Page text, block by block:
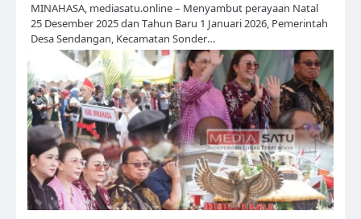
MINAHASA, mediasatu.online – Menyambut perayaan Natal
25 Desember 2025 dan Tahun Baru 1 Januari 2026, Pemerintah
Desa Sendangan, Kecamatan Sonder…